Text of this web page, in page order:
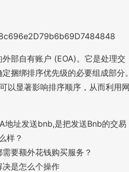
部自有账户 (EOA)。它是处理交
捆绑排序优先级的必要组成部分
以显著影响排序顺序，从而利用
地址发送bnb,是把发送Bnb的交易
样？
要额外花钱购买服务？
是怎么个操作